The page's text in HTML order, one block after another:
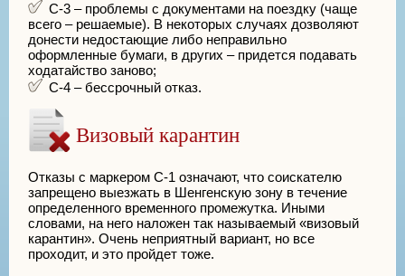
С-3 – проблемы с документами на поездку (чаще
всего – решаемые). В некоторых случаях дозволяют
донести недостающие либо неправильно
оформленные бумаги, в других – придется подавать
ходатайство заново;
С-4 – бессрочный отказ.
Визовый карантин
Отказы с маркером С-1 означают, что соискателю
запрещено выезжать в Шенгенскую зону в течение
определенного временного промежутка. Иными
словами, на него наложен так называемый «визовый
карантин». Очень неприятный вариант, но все
проходит, и это пройдет тоже.